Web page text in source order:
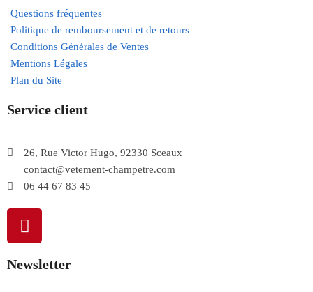
Questions fréquentes
Politique de remboursement et de retours
Conditions Générales de Ventes
Mentions Légales
Plan du Site
Service client
26, Rue Victor Hugo, 92330 Sceaux
contact@vetement-champetre.com
06 44 67 83 45
Newsletter